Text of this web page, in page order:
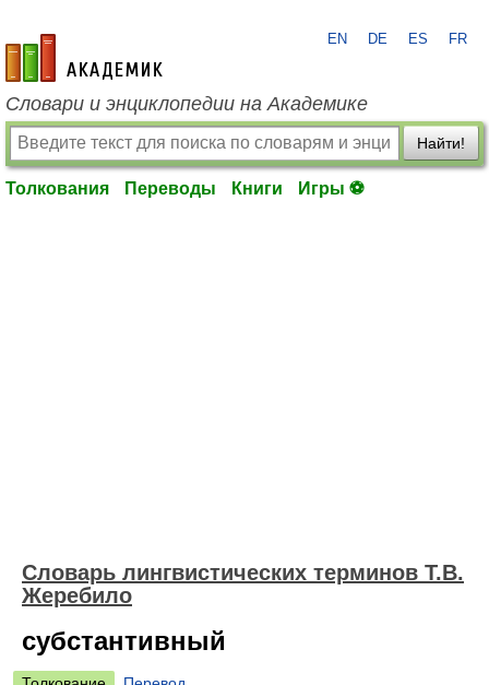
academic.ru
EN DE ES FR
Словари и энциклопедии на Академике
Найти!
Толкования Переводы Книги Игры ⚽
Словарь лингвистических терминов Т.В.
Жеребило
субстантивный